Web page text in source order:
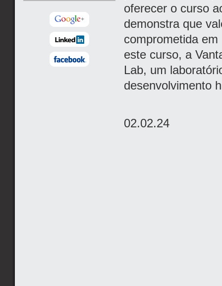
oferecer o curso
demonstra que
comprometida
este curso, a
Lab, um
desenvolvimento
02.02.24